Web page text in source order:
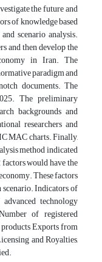
the future and
of knowledge based
scenario analysis.
and then develop the
in Iran. The
paradigm and
documents. The
The preliminary
backgrounds and
researchers and
MAC charts. Finally,
method indicated
would have the
These factors
Indicators of
technology
of registered
Exports from
and Royalties,